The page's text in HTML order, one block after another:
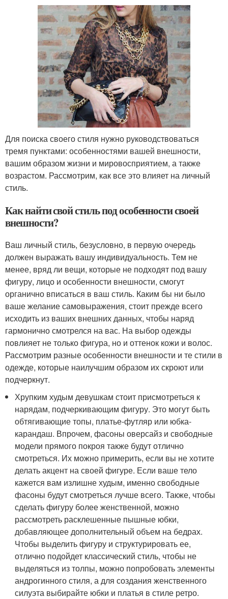
Для поиска своего стиля нужно руководствоваться
тремя пунктами: особенностями вашей внешности,
вашим образом жизни и мировосприятием, а также
возрастом. Рассмотрим, как все это влияет на личный
стиль.
Как найти свой стиль под особенности своей
внешности?
Ваш личный стиль, безусловно, в первую очередь
должен выражать вашу индивидуальность. Тем не
менее, вряд ли вещи, которые не подходят под вашу
фигуру, лицо и особенности внешности, смогут
органично вписаться в ваш стиль. Каким бы ни было
ваше желание самовыражения, стоит прежде всего
исходить из ваших внешних данных, чтобы наряд
гармонично смотрелся на вас. На выбор одежды
повлияет не только фигура, но и оттенок кожи и волос.
Рассмотрим разные особенности внешности и те стили в
одежде, которые наилучшим образом их скроют или
подчеркнут.
Хрупким худым девушкам стоит присмотреться к
нарядам, подчеркивающим фигуру. Это могут быть
обтягивающие топы, платье-футляр или юбка-
карандаш. Впрочем, фасоны оверсайз и свободные
модели прямого покроя также будут отлично
смотреться. Их можно примерить, если вы не хотите
делать акцент на своей фигуре. Если ваше тело
кажется вам излишне худым, именно свободные
фасоны будут смотреться лучше всего. Также, чтобы
сделать фигуру более женственной, можно
рассмотреть расклешенные пышные юбки,
добавляющее дополнительный объем на бедрах.
Чтобы выделить фигуру и структурировать ее,
отлично подойдет классический стиль, чтобы не
выделяться из толпы, можно попробовать элементы
андрогинного стиля, а для создания женственного
силуэта выбирайте юбки и платья в стиле ретро.